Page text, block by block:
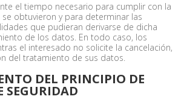
el tiempo necesario para cumplir con la
obtuvieron y para determinar las
que pudieran derivarse de dicha
de los datos. En todo caso, los
el interesado no solicite la cancelación,
del tratamiento de sus datos.
DEL PRINCIPIO DE
SEGURIDAD